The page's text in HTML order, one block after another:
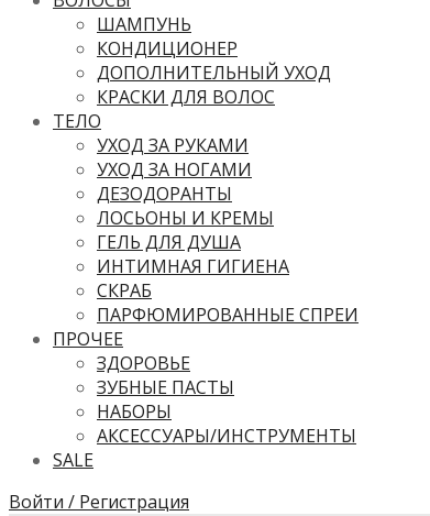
ШАМПУНЬ
КОНДИЦИОНЕР
ДОПОЛНИТЕЛЬНЫЙ УХОД
КРАСКИ ДЛЯ ВОЛОС
ТЕЛО
УХОД ЗА РУКАМИ
УХОД ЗА НОГАМИ
ДЕЗОДОРАНТЫ
ЛОСЬОНЫ И КРЕМЫ
ГЕЛЬ ДЛЯ ДУША
ИНТИМНАЯ ГИГИЕНА
СКРАБ
ПАРФЮМИРОВАННЫЕ СПРЕИ
ПРОЧЕЕ
ЗДОРОВЬЕ
ЗУБНЫЕ ПАСТЫ
НАБОРЫ
АКСЕССУАРЫ/ИНСТРУМЕНТЫ
SALE
Войти / Регистрация